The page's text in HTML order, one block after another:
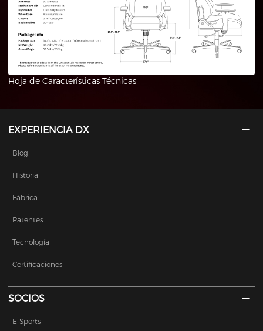
Regular/L Plus/XL
Hoja de Características Técnicas
EXPERIENCIA DX
Blog
Historia
Fábrica
Patentes
Tecnología
Certificaciones
SOCIOS
E-Sports